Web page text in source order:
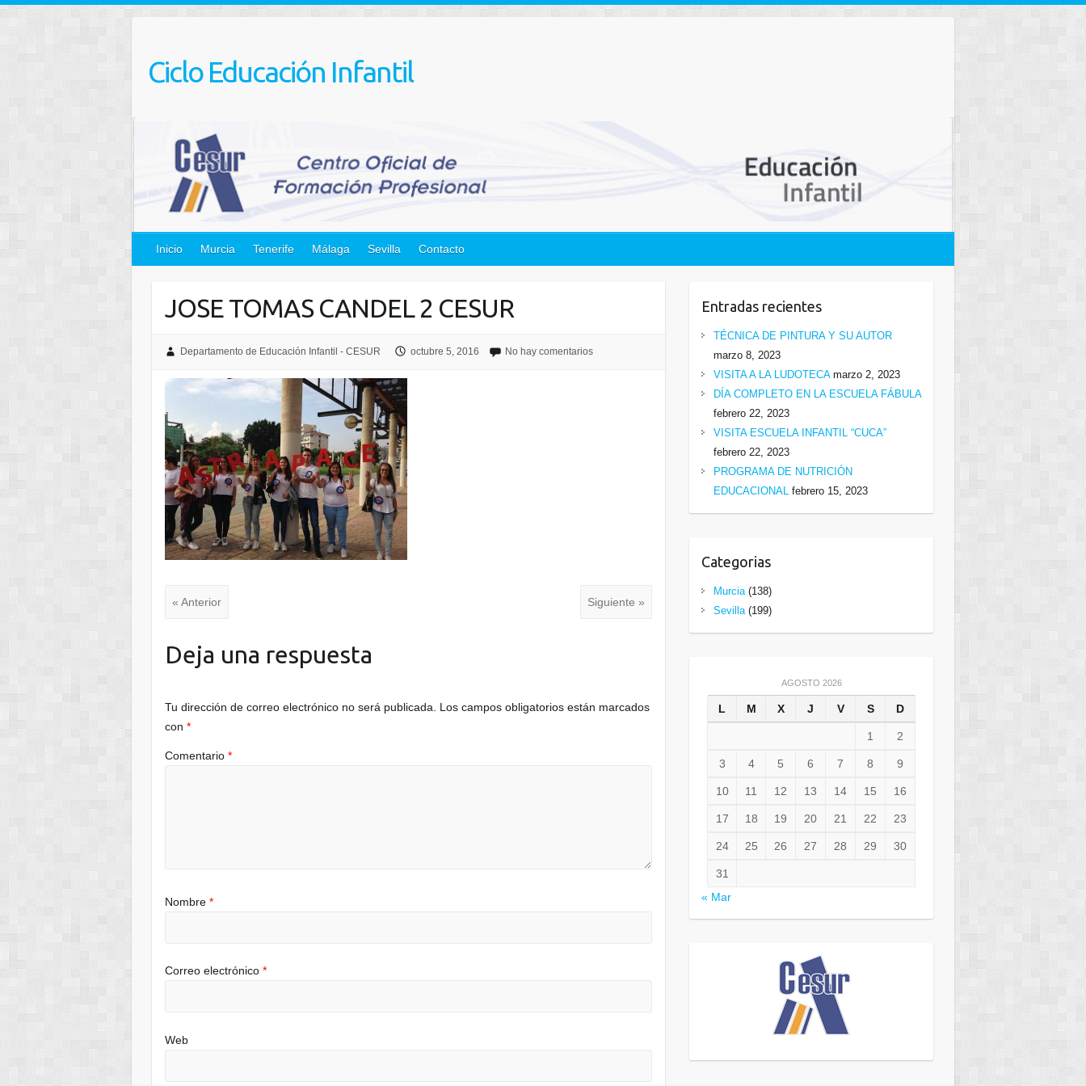
contenido
Ciclo Educación Infantil
Inicio Murcia Tenerife Málaga Sevilla Contacto
JOSE TOMAS CANDEL 2 CESUR
Departamento de Educación Infantil - CESUR octubre 5, 2016 No hay comentarios
« Anterior Siguiente »
Deja una respuesta
Tu dirección de correo electrónico no será publicada. Los campos obligatorios están marcados
con*
Comentario*
Nombre*
Correo electrónico*
Web
Entradas recientes
TÉCNICA DE PINTURA Y SU AUTOR
marzo 8, 2023
VISITA A LA LUDOTECA marzo 2, 2023
DÍA COMPLETO EN LA ESCUELA FÁBULA
febrero 22, 2023
VISITA ESCUELA INFANTIL “CUCA”
febrero 22, 2023
PROGRAMA DE NUTRICIÓN
EDUCACIONAL febrero 15, 2023
Categorias
Murcia(138)
Sevilla(199)
AGOSTO 2026
L M X J V S D
1 2
3 4 5 6 7 8 9
10 11 12 13 14 15 16
17 18 19 20 21 22 23
24 25 26 27 28 29 30
31
« Mar